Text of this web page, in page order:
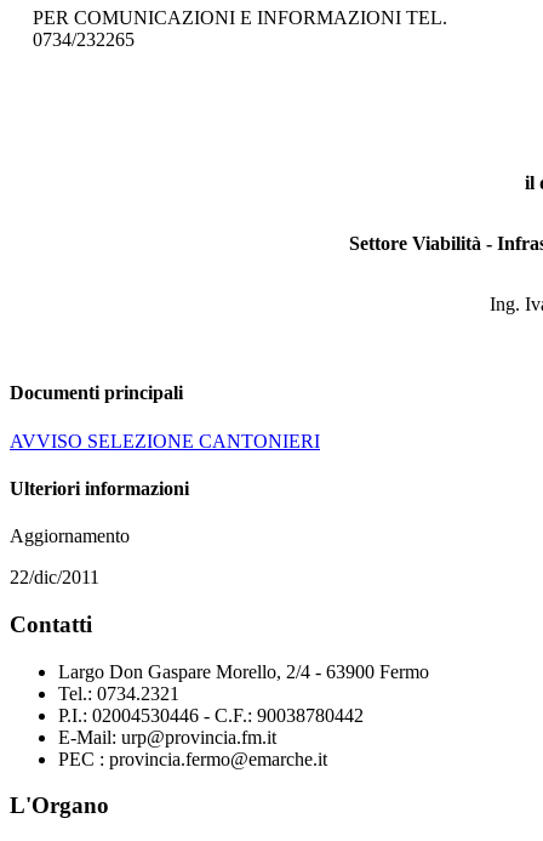
PER COMUNICAZIONI E INFORMAZIONI TEL.
0734/232265
il
Settore Viabilità -
Ing.
Documenti principali
AVVISO SELEZIONE CANTONIERI
Ulteriori informazioni
Aggiornamento
22/dic/2011
Contatti
Largo Don Gaspare Morello, 2/4 - 63900 Fermo
Tel.: 0734.2321
P.I.: 02004530446 - C.F.: 90038780442
E-Mail: urp@provincia.fm.it
PEC : provincia.fermo@emarche.it
L'Organo